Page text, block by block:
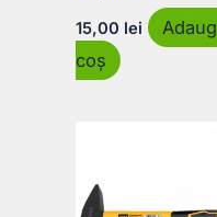
15,00 lei
coș